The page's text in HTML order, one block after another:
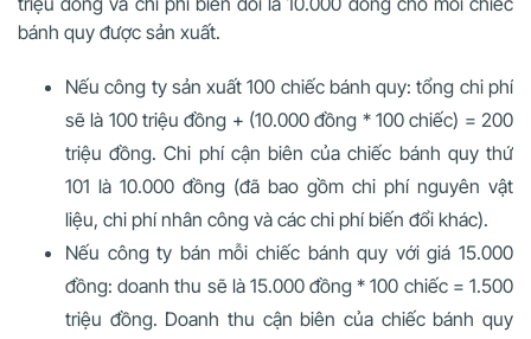
bánh quy được sản xuất.
Nếu công ty sản xuất 100 chiếc bánh quy: tổng chi phí
sẽ là 100 triệu đồng + (10.000 đồng * 100 chiếc) = 200
triệu đồng. Chi phí cận biên của chiếc bánh quy thứ
101 là 10.000 đồng (đã bao gồm chi phí nguyên vật
liệu, chi phí nhân công và các chi phí biến đổi khác).
Nếu công ty bán mỗi chiếc bánh quy với giá 15.000
đồng: doanh thu sẽ là 15.000 đồng * 100 chiếc = 1.500
triệu đồng. Doanh thu cận biên của chiếc bánh quy